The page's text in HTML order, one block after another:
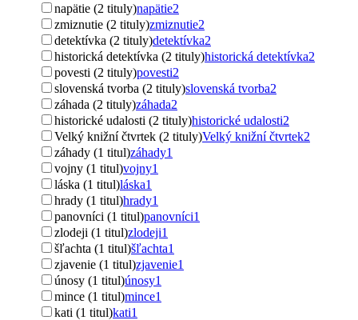
napätie (2 tituly)napätie2
zmiznutie (2 tituly)zmiznutie2
detektívka (2 tituly)detektívka2
historická detektívka (2 tituly)historická detektívka2
povesti (2 tituly)povesti2
slovenská tvorba (2 tituly)slovenská tvorba2
záhada (2 tituly)záhada2
historické udalosti (2 tituly)historické udalosti2
Velký knižní čtvrtek (2 tituly)Velký knižní čtvrtek2
záhady (1 titul)záhady1
vojny (1 titul)vojny1
láska (1 titul)láska1
hrady (1 titul)hrady1
panovníci (1 titul)panovníci1
zlodeji (1 titul)zlodeji1
šľachta (1 titul)šľachta1
zjavenie (1 titul)zjavenie1
únosy (1 titul)únosy1
mince (1 titul)mince1
kati (1 titul)kati1